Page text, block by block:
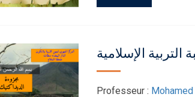
الإسلامية
Professeur :